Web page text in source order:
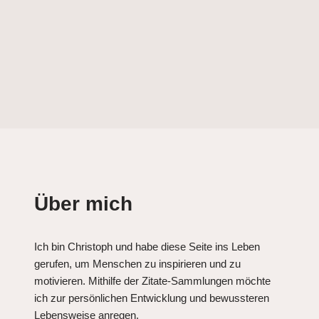
Über mich
Ich bin Christoph und habe diese Seite ins Leben
gerufen, um Menschen zu inspirieren und zu
motivieren. Mithilfe der Zitate-Sammlungen möchte
ich zur persönlichen Entwicklung und bewussteren
Lebensweise anregen.